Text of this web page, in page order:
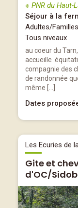
※ PNR du Haut-
Séjour à la
Adultes/
Tous niveaux
au coeur du
accueille
compagnie des
de randonnée
même […]
Dates
Les Ecuries de
Gite et
d'OC/